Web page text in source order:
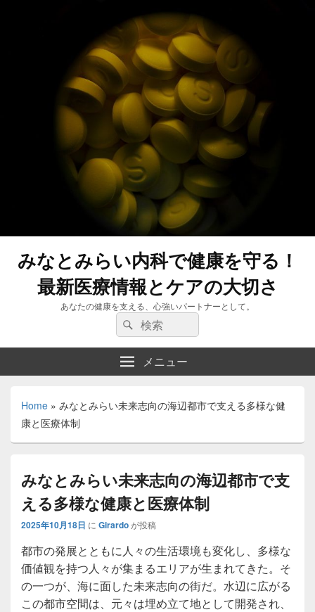
みなとみらい内科で健康を守る！
最新医療情報とケアの大切さ
あなたの健康を支える、心強いパートナーとして。
検
索:
検
索
メニュー
Home » みなとみらい未来志向の海辺都市で支える多様な健
康と医療体制
みなとみらい未来志向の海辺都市で支
える多様な健康と医療体制
2025年10月18日 に Girardoが投稿
都市の発展とともに人々の生活環境も変化し、多様な
価値観を持つ人々が集まるエリアが生まれてきた。 そ
の一つが、海に面した未来志向の街だ。水辺に広がる
この都市空間は、元々は埋め立て地として開発され、